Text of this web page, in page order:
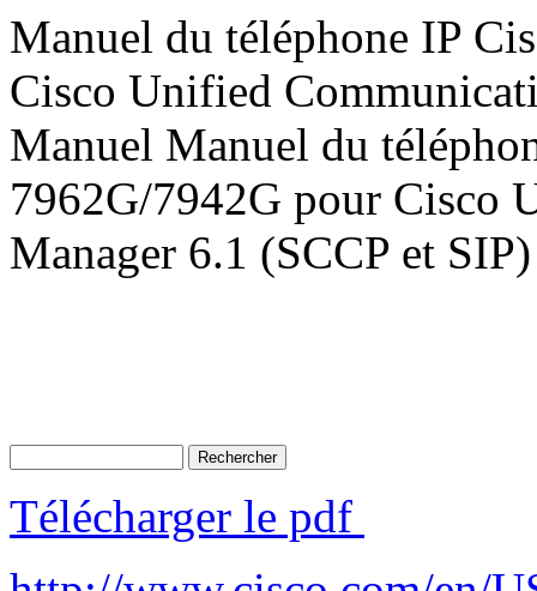
Manuel du téléphone IP
Cisco Unified
Manuel Manuel du
7962G/7942G pour Cisco
Manager 6.1 (SCCP et
Télécharger le pdf